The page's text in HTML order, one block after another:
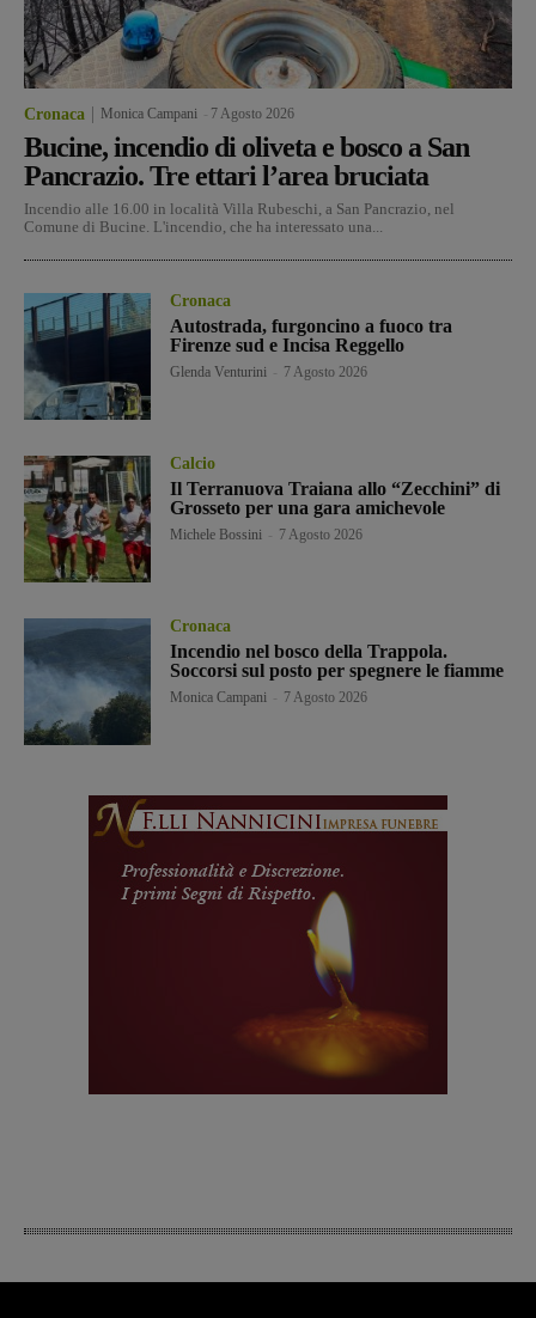
Cronaca Monica Campani 7 Agosto 2026
Bucine, incendio di oliveta e bosco a San
Pancrazio. Tre ettari l’area bruciata
Incendio alle 16.00 in località Villa Rubeschi, a San Pancrazio, nel
Comune di Bucine. L'incendio, che ha interessato una...
Cronaca
Autostrada, furgoncino a fuoco tra
Firenze sud e Incisa Reggello
Glenda Venturini 7 Agosto 2026
Calcio
Il Terranuova Traiana allo “Zecchini” di
Grosseto per una gara amichevole
Michele Bossini 7 Agosto 2026
Cronaca
Incendio nel bosco della Trappola.
Soccorsi sul posto per spegnere le fiamme
Monica Campani 7 Agosto 2026